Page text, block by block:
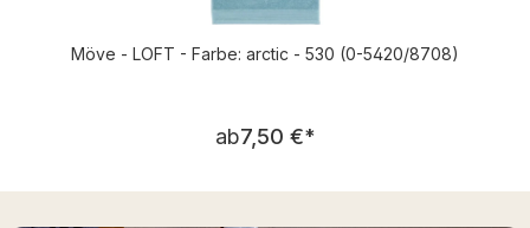
Möve - LOFT - Farbe: arctic - 530 (0-5420/8708)
Regulärer Preis:
ab7,50 €*